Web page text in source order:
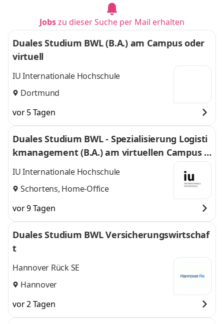
Jobszu dieser Suche per Mail erhalten
Duales Studium BWL (B.A.) am Campus oder
virtuell
IU Internationale Hochschule
Dortmund
vor 5 Tagen
Duales Studium BWL - Spezialisierung Logisti
kmanagement (B.A.) am virtuellen Campus -
Nordfrost GmbH & Co. KG
IU Internationale Hochschule
Schortens, Home-Office
vor 9 Tagen
Duales Studium BWL Versicherungswirtschaf
t
Hannover Rück SE
Hannover
vor 2 Tagen